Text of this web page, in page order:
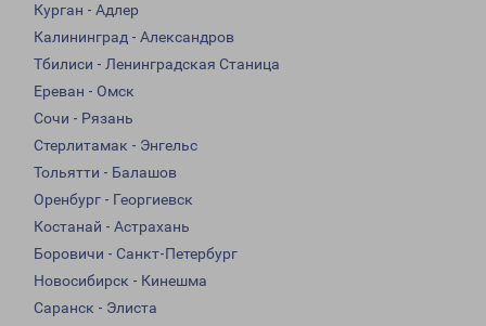
Курган - Адлер
Калининград - Александров
Тбилиси - Ленинградская Станица
Ереван - Омск
Сочи - Рязань
Стерлитамак - Энгельс
Тольятти - Балашов
Оренбург - Георгиевск
Костанай - Астрахань
Боровичи - Санкт-Петербург
Новосибирск - Кинешма
Саранск - Элиста